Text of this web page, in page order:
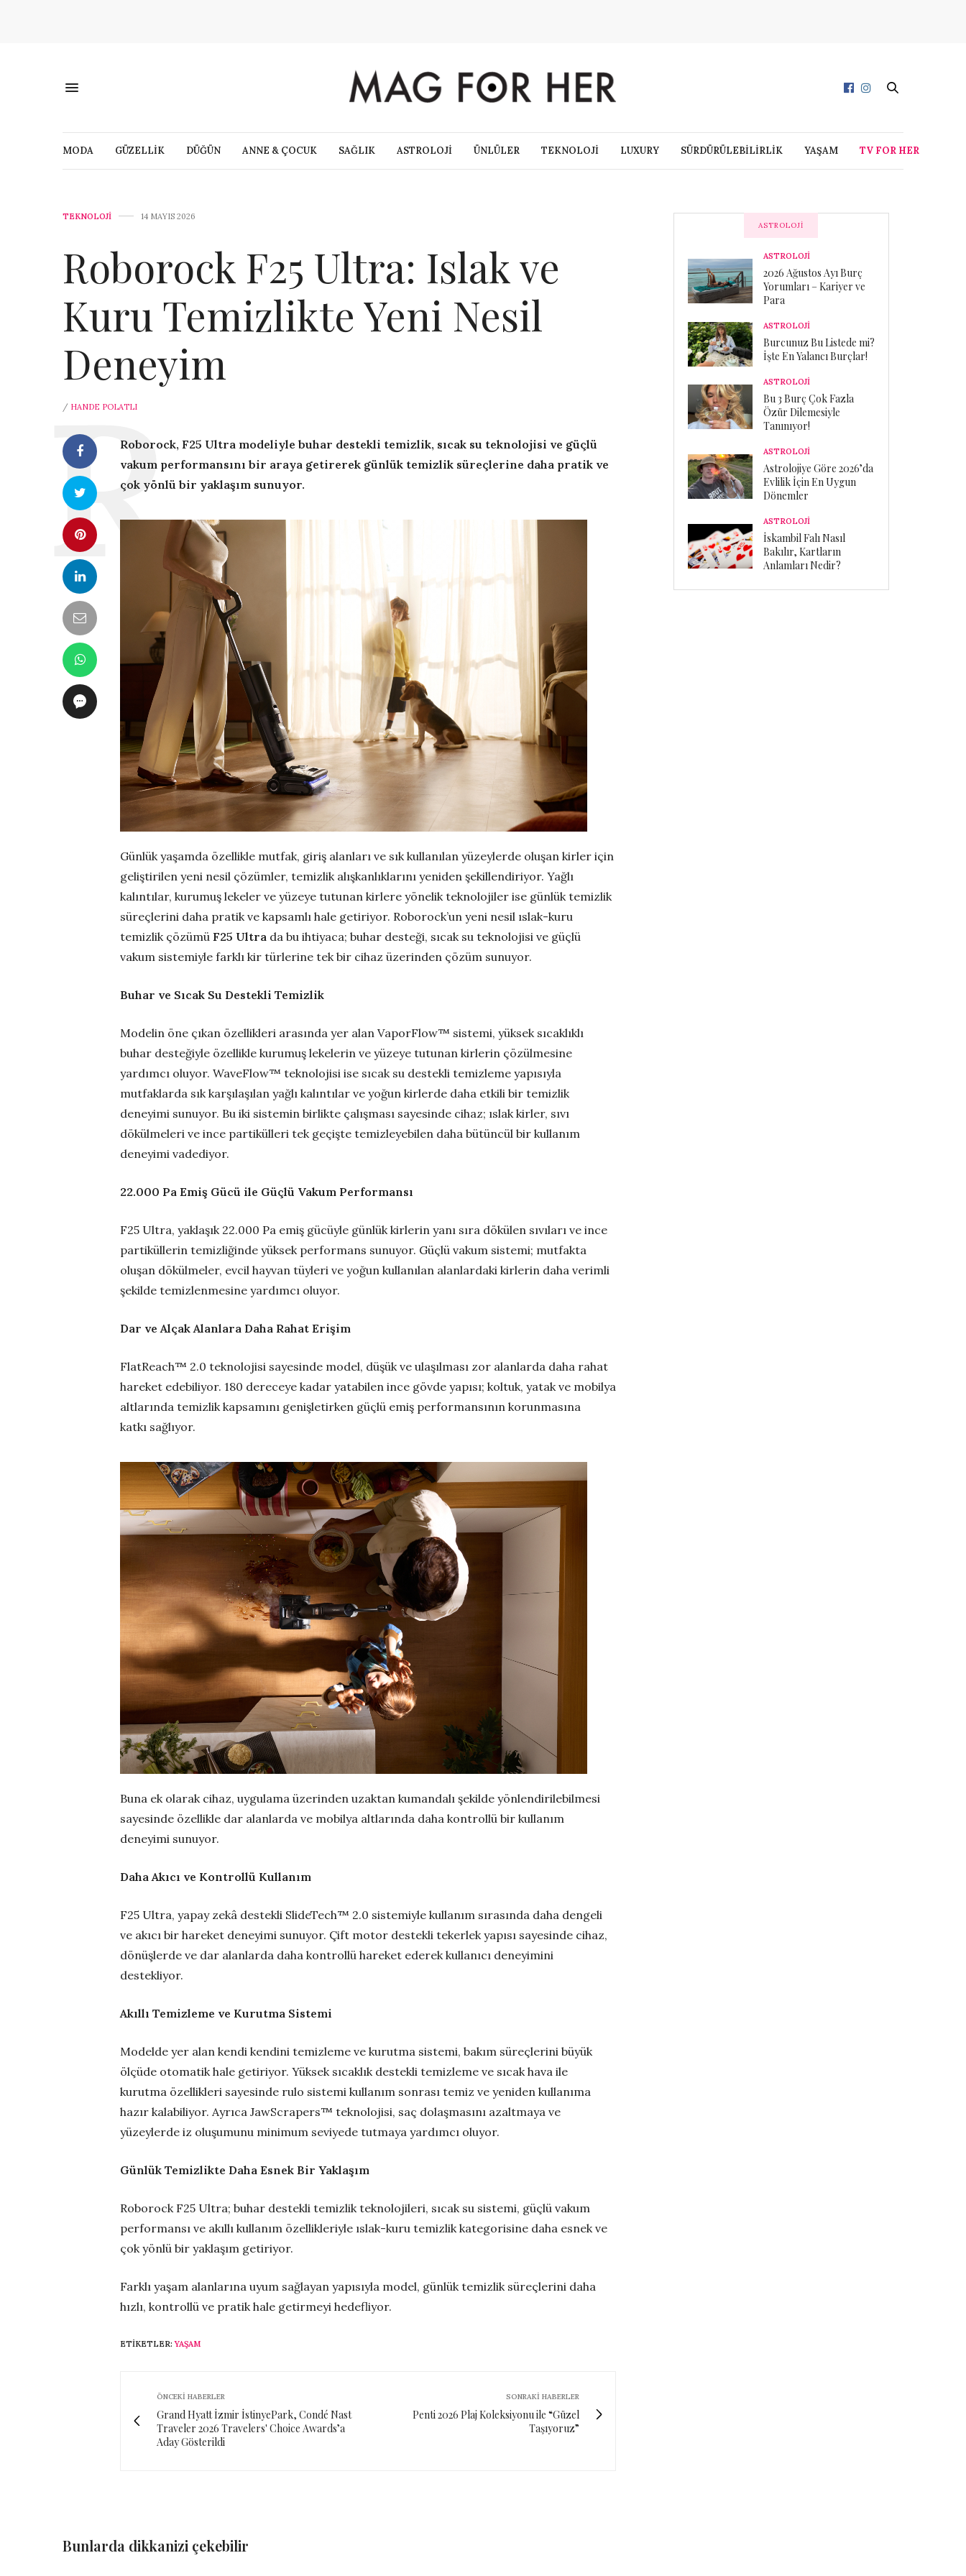
MODA GÜZELLİK DÜĞÜN ANNE & ÇOCUK SAĞLIK ASTROLOJİ ÜNLÜLER TEKNOLOJİ LUXURY SÜRDÜRÜLEBİLİRLİK YAŞAM TV FOR HER
TEKNOLOJİ 14 MAYIS 2026
Roborock F25 Ultra: Islak ve
Kuru Temizlikte Yeni Nesil
Deneyim
/ HANDE POLATLI
Roborock, F25 Ultra modeliyle buhar destekli temizlik, sıcak su teknolojisi ve güçlü
vakum performansını bir araya getirerek günlük temizlik süreçlerine daha pratik ve
çok yönlü bir yaklaşım sunuyor.
Günlük yaşamda özellikle mutfak, giriş alanları ve sık kullanılan yüzeylerde oluşan kirler için
geliştirilen yeni nesil çözümler, temizlik alışkanlıklarını yeniden şekillendiriyor. Yağlı
kalıntılar, kurumuş lekeler ve yüzeye tutunan kirlere yönelik teknolojiler ise günlük temizlik
süreçlerini daha pratik ve kapsamlı hale getiriyor. Roborock’un yeni nesil ıslak-kuru
temizlik çözümü F25 Ultra da bu ihtiyaca; buhar desteği, sıcak su teknolojisi ve güçlü
vakum sistemiyle farklı kir türlerine tek bir cihaz üzerinden çözüm sunuyor.
Buhar ve Sıcak Su Destekli Temizlik
Modelin öne çıkan özellikleri arasında yer alan VaporFlow™ sistemi, yüksek sıcaklıklı
buhar desteğiyle özellikle kurumuş lekelerin ve yüzeye tutunan kirlerin çözülmesine
yardımcı oluyor. WaveFlow™ teknolojisi ise sıcak su destekli temizleme yapısıyla
mutfaklarda sık karşılaşılan yağlı kalıntılar ve yoğun kirlerde daha etkili bir temizlik
deneyimi sunuyor. Bu iki sistemin birlikte çalışması sayesinde cihaz; ıslak kirler, sıvı
dökülmeleri ve ince partikülleri tek geçişte temizleyebilen daha bütüncül bir kullanım
deneyimi vadediyor.
22.000 Pa Emiş Gücü ile Güçlü Vakum Performansı
F25 Ultra, yaklaşık 22.000 Pa emiş gücüyle günlük kirlerin yanı sıra dökülen sıvıları ve ince
partiküllerin temizliğinde yüksek performans sunuyor. Güçlü vakum sistemi; mutfakta
oluşan dökülmeler, evcil hayvan tüyleri ve yoğun kullanılan alanlardaki kirlerin daha verimli
şekilde temizlenmesine yardımcı oluyor.
Dar ve Alçak Alanlara Daha Rahat Erişim
FlatReach™ 2.0 teknolojisi sayesinde model, düşük ve ulaşılması zor alanlarda daha rahat
hareket edebiliyor. 180 dereceye kadar yatabilen ince gövde yapısı; koltuk, yatak ve mobilya
altlarında temizlik kapsamını genişletirken güçlü emiş performansının korunmasına
katkı sağlıyor.
Buna ek olarak cihaz, uygulama üzerinden uzaktan kumandalı şekilde yönlendirilebilmesi
sayesinde özellikle dar alanlarda ve mobilya altlarında daha kontrollü bir kullanım
deneyimi sunuyor.
Daha Akıcı ve Kontrollü Kullanım
F25 Ultra, yapay zekâ destekli SlideTech™ 2.0 sistemiyle kullanım sırasında daha dengeli
ve akıcı bir hareket deneyimi sunuyor. Çift motor destekli tekerlek yapısı sayesinde cihaz,
dönüşlerde ve dar alanlarda daha kontrollü hareket ederek kullanıcı deneyimini
destekliyor.
Akıllı Temizleme ve Kurutma Sistemi
Modelde yer alan kendi kendini temizleme ve kurutma sistemi, bakım süreçlerini büyük
ölçüde otomatik hale getiriyor. Yüksek sıcaklık destekli temizleme ve sıcak hava ile
kurutma özellikleri sayesinde rulo sistemi kullanım sonrası temiz ve yeniden kullanıma
hazır kalabiliyor. Ayrıca JawScrapers™ teknolojisi, saç dolaşmasını azaltmaya ve
yüzeylerde iz oluşumunu minimum seviyede tutmaya yardımcı oluyor.
Günlük Temizlikte Daha Esnek Bir Yaklaşım
Roborock F25 Ultra; buhar destekli temizlik teknolojileri, sıcak su sistemi, güçlü vakum
performansı ve akıllı kullanım özellikleriyle ıslak-kuru temizlik kategorisine daha esnek ve
çok yönlü bir yaklaşım getiriyor.
Farklı yaşam alanlarına uyum sağlayan yapısıyla model, günlük temizlik süreçlerini daha
hızlı, kontrollü ve pratik hale getirmeyi hedefliyor.
ETIKETLER:YAŞAM
ÖNCEKI HABERLER
Grand Hyatt İzmir İstinyePark, Condé Nast
Traveler 2026 Travelers' Choice Awards’a
Aday Gösterildi
SONRAKI HABERLER
Penti 2026 Plaj Koleksiyonu ile “Güzel
Taşıyoruz”
Bunlarda dikkanizi çekebilir
ASTROLOJI
ASTROLOJİ
2026 Ağustos Ayı Burç
Yorumları – Kariyer ve
Para
ASTROLOJİ
Burcunuz Bu Listede mi?
İşte En Yalancı Burçlar!
ASTROLOJİ
Bu 3 Burç Çok Fazla
Özür Dilemesiyle
Tanınıyor!
ASTROLOJİ
Astrolojiye Göre 2026’da
Evlilik İçin En Uygun
Dönemler
ASTROLOJİ
İskambil Falı Nasıl
Bakılır, Kartların
Anlamları Nedir?